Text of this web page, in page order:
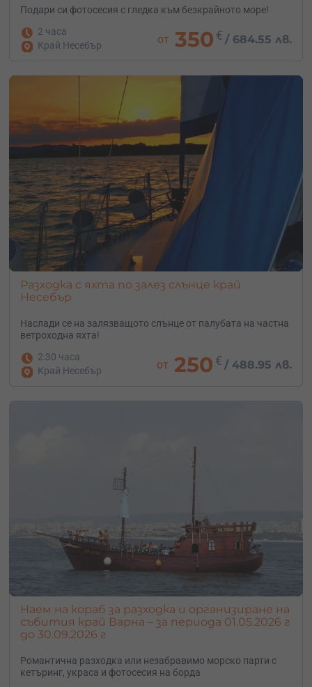
Подари си фотосесия с гледка към безкрайното море!
2 часа
Край Несебър
от 350 € / 684.55 лв.
Разходка с яхта по залез слънце край
Несебър
Наслади се на залязващото слънце от палубата на частна
ветроходна яхта!
2:30 часа
Край Несебър
от 250 € /488.95 лв.
Наем на кораб за разходка и организиране на
събития край Варна – за периода 01.05.2026 г
до 30.09.2026 г
Романтична разходка или незабравимо морско парти с
кетъринг, украса и фотосесия на борда